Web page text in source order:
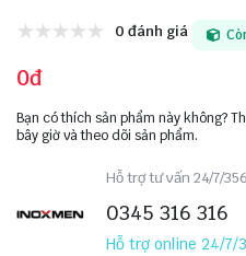
0 đánh giá
0đ
Bạn có thích sản phẩm này không?
bây giờ và theo dõi sản phẩm.
Hỗ trợ tư vấn 24/7/356
0345 316 316
Hỗ trợ online 24/